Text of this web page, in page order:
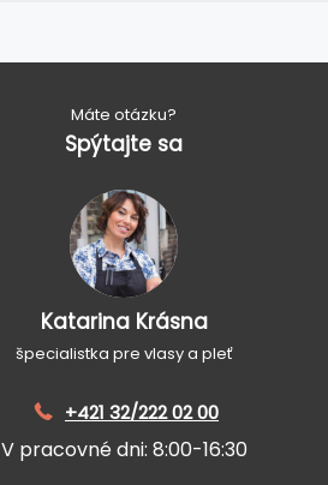
Máte otázku?
Spýtajte sa
Katarina Krásna
špecialistka pre vlasy a pleť
+421 32/222 02 00
V pracovné dni: 8:00-16:30